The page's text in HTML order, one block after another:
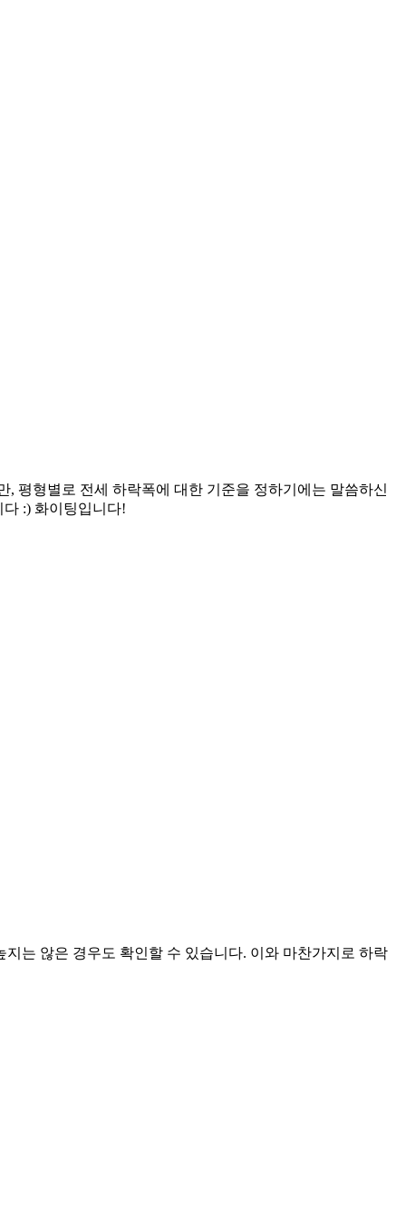
평형별로 전세 하락폭에 대한 기준을 정하기에는 말씀하신
:) 화이팅입니다!
는 않은 경우도 확인할 수 있습니다. 이와 마찬가지로 하락